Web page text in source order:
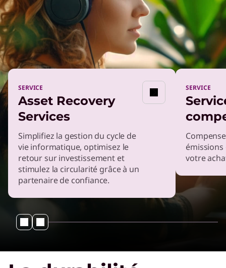
SOLUTION
Améliorez la qualité tout
en réduisant les déchets
électroniques grâce à des
appareils reconditionnés
certifiés
SERVICE
Asset Recovery
Services
Simplifiez la gestion du cycle de
vie informatique, optimisez le
retour sur investissement et
stimulez la circularité grâce à un
partenaire de confiance.
SERVICE
votre